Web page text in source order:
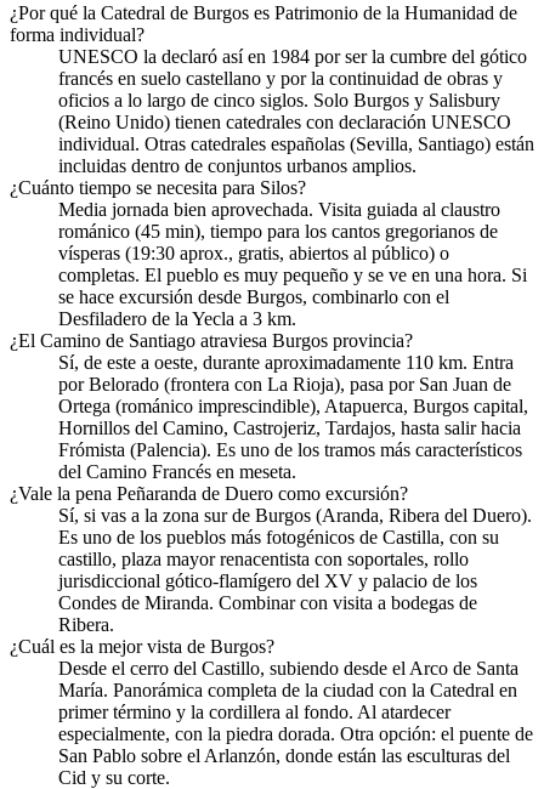
¿Por qué la Catedral de Burgos es Patrimonio de la Humanidad de
forma individual?
UNESCO la declaró así en 1984 por ser la cumbre del gótico
francés en suelo castellano y por la continuidad de obras y
oficios a lo largo de cinco siglos. Solo Burgos y Salisbury
(Reino Unido) tienen catedrales con declaración UNESCO
individual. Otras catedrales españolas (Sevilla, Santiago) están
incluidas dentro de conjuntos urbanos amplios.
¿Cuánto tiempo se necesita para Silos?
Media jornada bien aprovechada. Visita guiada al claustro
románico (45 min), tiempo para los cantos gregorianos de
vísperas (19:30 aprox., gratis, abiertos al público) o
completas. El pueblo es muy pequeño y se ve en una hora. Si
se hace excursión desde Burgos, combinarlo con el
Desfiladero de la Yecla a 3 km.
¿El Camino de Santiago atraviesa Burgos provincia?
Sí, de este a oeste, durante aproximadamente 110 km. Entra
por Belorado (frontera con La Rioja), pasa por San Juan de
Ortega (románico imprescindible), Atapuerca, Burgos capital,
Hornillos del Camino, Castrojeriz, Tardajos, hasta salir hacia
Frómista (Palencia). Es uno de los tramos más característicos
del Camino Francés en meseta.
¿Vale la pena Peñaranda de Duero como excursión?
Sí, si vas a la zona sur de Burgos (Aranda, Ribera del Duero).
Es uno de los pueblos más fotogénicos de Castilla, con su
castillo, plaza mayor renacentista con soportales, rollo
jurisdiccional gótico-flamígero del XV y palacio de los
Condes de Miranda. Combinar con visita a bodegas de
Ribera.
¿Cuál es la mejor vista de Burgos?
Desde el cerro del Castillo, subiendo desde el Arco de Santa
María. Panorámica completa de la ciudad con la Catedral en
primer término y la cordillera al fondo. Al atardecer
especialmente, con la piedra dorada. Otra opción: el puente de
San Pablo sobre el Arlanzón, donde están las esculturas del
Cid y su corte.